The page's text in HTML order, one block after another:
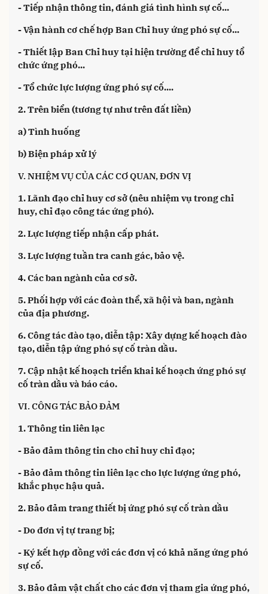
- Tiếp nhận thông tin, đánh giá tình hình sự cố...
- Vận hành cơ chế hợp Ban Chỉ huy ứng phó sự cố...
- Thiết lập Ban Chỉ huy tại hiện trường để chỉ huy tổ
chức ứng phó...
- Tổ chức lực lượng ứng phó sự cố....
2. Trên biển (tương tự như trên đất liền)
a) Tình huống
b) Biện pháp xử lý
V. NHIỆM VỤ CỦA CÁC CƠ QUAN, ĐƠN VỊ
1. Lãnh đạo chỉ huy cơ sở (nêu nhiệm vụ trong chỉ
huy, chỉ đạo công tác ứng phó).
2. Lực lượng tiếp nhận cấp phát.
3. Lực lượng tuần tra canh gác, bảo vệ.
4. Các ban ngành của cơ sở.
5. Phối hợp với các đoàn thể, xã hội và ban, ngành
của địa phương.
6. Công tác đào tạo, diễn tập: Xây dựng kế hoạch đào
tạo, diễn tập ứng phó sự cố tràn dầu.
7. Cập nhật kế hoạch triển khai kế hoạch ứng phó sự
cố tràn dầu và báo cáo.
VI. CÔNG TÁC BẢO ĐẢM
1. Thông tin liên lạc
- Bảo đảm thông tin cho chỉ huy chỉ đạo;
- Bảo đảm thông tin liên lạc cho lực lượng ứng phó,
khắc phục hậu quả.
2. Bảo đảm trang thiết bị ứng phó sự cố tràn dầu
- Do đơn vị tự trang bị;
- Ký kết hợp đồng với các đơn vị có khả năng ứng phó
sự cố.
3. Bảo đảm vật chất cho các đơn vị tham gia ứng phó,